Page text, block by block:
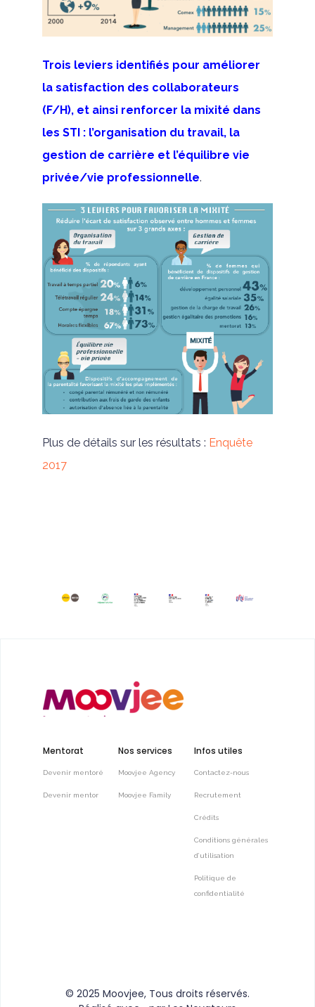
Trois leviers identifiés pour améliorer
la satisfaction des collaborateurs
(F/H), et ainsi renforcer la mixité dans
les STI : l’organisation du travail, la
gestion de carrière et l’équilibre vie
privée/vie professionnelle.
Plus de détails sur les résultats : Enquête
2017
Mentorat
Devenir mentoré
Devenir mentor
Nos services
Moovjee Agency
Moovjee Family
Infos utiles
Contactez-nous
Recrutement
Crédits
Conditions générales
d’utilisation
Politique de
confidentialité
© 2025 Moovjee, Tous droits réservés.